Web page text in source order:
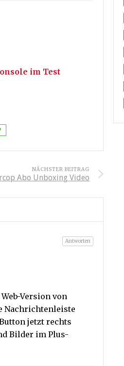
im Test
NÄCHSTER BEITRAG
Abo Unboxing Video
Version von
Nachrichtenleiste
jetzt rechts
Bilder im Plus-
Antworten